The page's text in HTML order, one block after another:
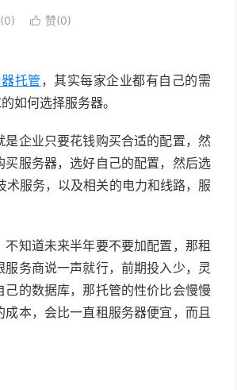
 赞(0)
托管 ，其实每家企业都有自己的需
如何选择服务器。
企业只要花钱购买合适的配置，然
服务器，选好自己的配置，然后选
服务，以及相关的电力和线路，服
知道未来半年要不要加配置，那租
务商说一声就行，前期投入少，灵
的数据库，那托管的性价比会慢慢
本，会比一直租服务器便宜，而且